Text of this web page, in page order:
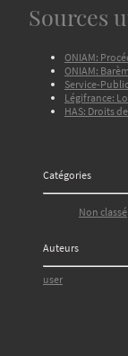
Sources
ONIAM:
ONIAM:
Service-
Légifrance:
HAS: Droits
Catégories
Non classé
Auteurs
user